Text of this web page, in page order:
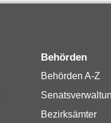
Behörden
Behörden A-Z
Bezirksämter